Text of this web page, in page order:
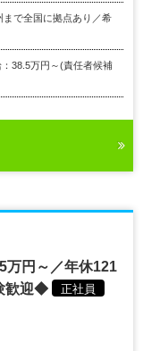
で全国に拠点あり／希
38.5万円～(責任者候補
万円～／年休121
歓迎◆
正社員